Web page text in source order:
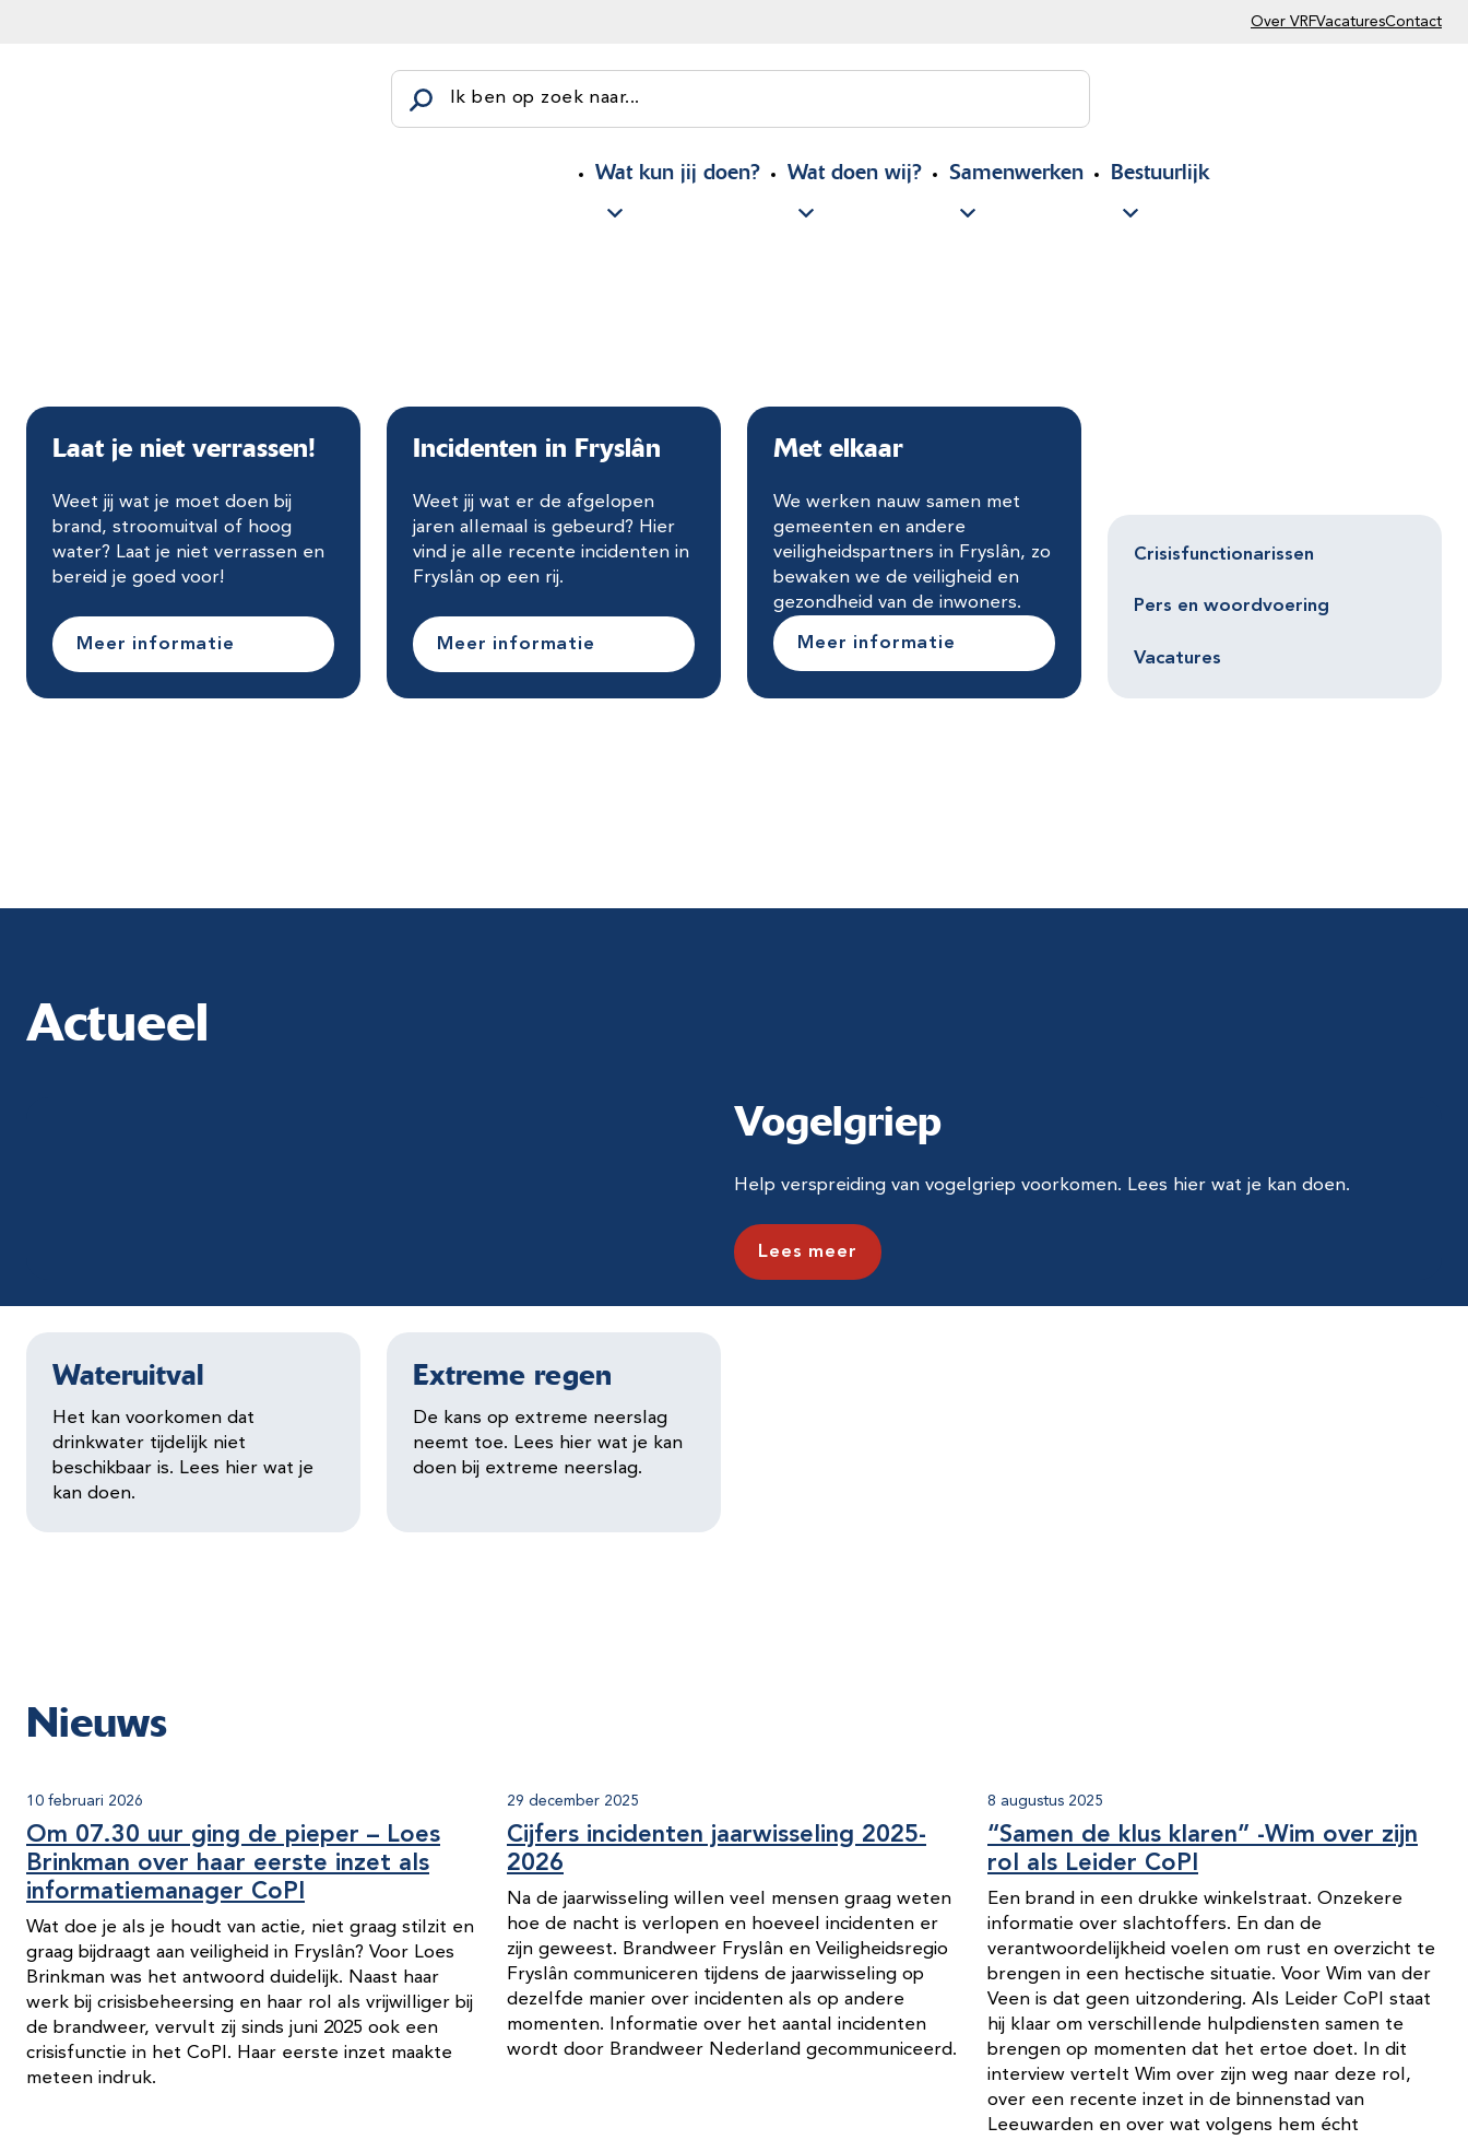
Wat kun jij doen? Wat doen wij? Samenwerken Bestuurlijk
Over VRFVacaturesContact
Ik ben op zoek naar...
Laat je niet verrassen!
Weet jij wat je moet doen bij
brand, stroomuitval of hoog
water? Laat je niet verrassen en
bereid je goed voor!
Meer informatie
Incidenten in Fryslân
Weet jij wat er de afgelopen
jaren allemaal is gebeurd? Hier
vind je alle recente incidenten in
Fryslân op een rij.
Meer informatie
Met elkaar
We werken nauw samen met
gemeenten en andere
veiligheidspartners in Fryslân, zo
bewaken we de veiligheid en
gezondheid van de inwoners.
Meer informatie
Crisisfunctionarissen
Pers en woordvoering
Vacatures
Actueel
Vogelgriep
Help verspreiding van vogelgriep voorkomen. Lees hier wat je kan doen.
Lees meer
Wateruitval
Het kan voorkomen dat
drinkwater tijdelijk niet
beschikbaar is. Lees hier wat je
kan doen.
Extreme regen
De kans op extreme neerslag
neemt toe. Lees hier wat je kan
doen bij extreme neerslag.
Nieuws
Om 07.30 uur ging de pieper – Loes
Brinkman over haar eerste inzet als
informatiemanager CoPI
Wat doe je als je houdt van actie, niet graag stilzit en
graag bijdraagt aan veiligheid in Fryslân? Voor Loes
Brinkman was het antwoord duidelijk. Naast haar
werk bij crisisbeheersing en haar rol als vrijwilliger bij
de brandweer, vervult zij sinds juni 2025 ook een
crisisfunctie in het CoPI. Haar eerste inzet maakte
meteen indruk.
10 februari 2026
Cijfers incidenten jaarwisseling 2025-
2026
Na de jaarwisseling willen veel mensen graag weten
hoe de nacht is verlopen en hoeveel incidenten er
zijn geweest. Brandweer Fryslân en Veiligheidsregio
Fryslân communiceren tijdens de jaarwisseling op
dezelfde manier over incidenten als op andere
momenten. Informatie over het aantal incidenten
wordt door Brandweer Nederland gecommuniceerd.
29 december 2025
“Samen de klus klaren” -Wim over zijn
rol als Leider CoPI
Een brand in een drukke winkelstraat. Onzekere
informatie over slachtoffers. En dan de
verantwoordelijkheid voelen om rust en overzicht te
brengen in een hectische situatie. Voor Wim van der
Veen is dat geen uitzondering. Als Leider CoPI staat
hij klaar om verschillende hulpdiensten samen te
brengen op momenten dat het ertoe doet. In dit
interview vertelt Wim over zijn weg naar deze rol,
over een recente inzet in de binnenstad van
Leeuwarden en over wat volgens hem écht
8 augustus 2025